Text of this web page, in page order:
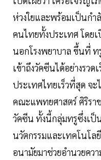
ห่วงใยและพร้อมเป็นกำ
คนไทยทั้งประเทศ โดย
นอกโรงพยาบาล ขึ้นที่
เข้าถึงวัคซีนได้อย่างรว
ประเทศไทยเร็วที่สุด จะ
คณะแพทยศาสตร์ ศิริรา
วัคซีน ทั้งนี้กลุ่มทรูซึ่งเ
นวัตกรรมและเทคโนโล
อนามัยมาช่วยอำนวยคว